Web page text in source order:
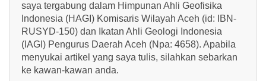
saya tergabung dalam Himpunan Ahli Geofisika
Indonesia (HAGI) Komisaris Wilayah Aceh (id: IBN-
RUSYD-150) dan Ikatan Ahli Geologi Indonesia
(IAGI) Pengurus Daerah Aceh (Npa: 4658). Apabila
menyukai artikel yang saya tulis, silahkan sebarkan
ke kawan-kawan anda.